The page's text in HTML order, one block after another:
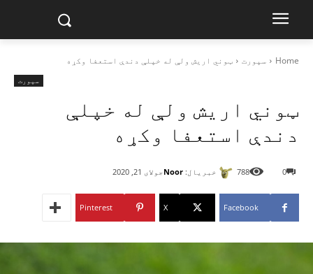
Home سپورت ټوني اریش ولې له خپلې دندې استعفا وکړه
سپورت
ټوني اریش ولې له خپلې
دندې استعفا وکړه
خبریال: Noorجولای 21, 2020 0
788
Facebook
X
Pinterest